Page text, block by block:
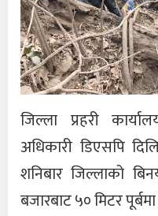
जिल्ला प्रहरी
अधिकारी डिएसपि
शनिबार जिल्लाको
बजारबाट ५० मिटर